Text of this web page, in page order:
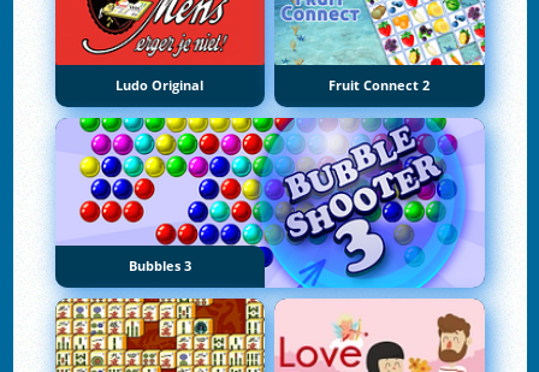
Ludo Original Fruit Connect 2
Bubbles 3